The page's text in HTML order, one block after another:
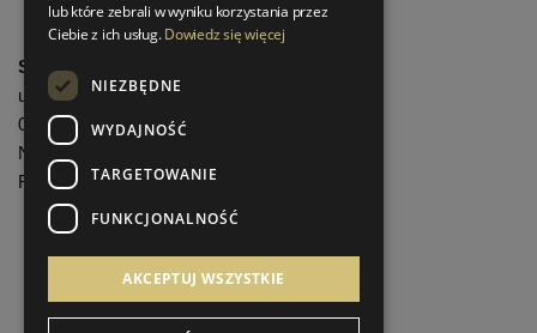
StrefaLuksusu.pl
ul. Bartycka 24/26 Pawilon 227
00-716 Warszawa
NIP: 8251972213
REGON: 06035139
Menu informacyjne
lub które zebrali w wyniku korzystania przez
Ciebie z ich usług.Dowiedz się więcej
NIEZBĘDNE
WYDAJNOŚĆ
TARGETOWANIE
FUNKCJONALNOŚĆ
AKCEPTUJ WSZYSTKIE